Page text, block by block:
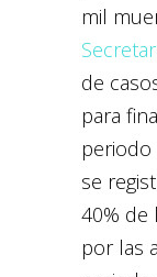
mil
de
para
periodo
se
40% de
por las